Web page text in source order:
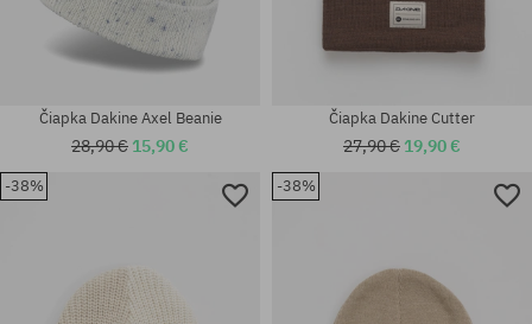
Čiapka Dakine Axel Beanie
28,90 € 15,90 €
Čiapka Dakine Cutter
27,90 € 19,90 €
-38% -38%